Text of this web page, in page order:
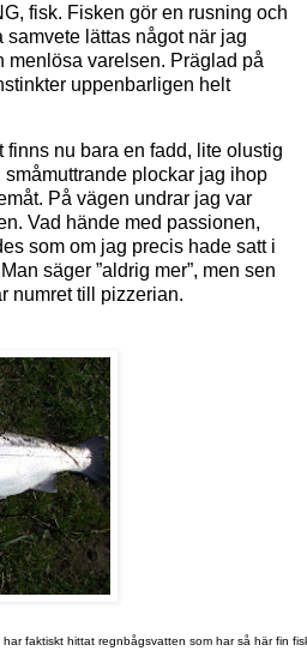
fisk. Fisken gör en rusning och
samvete lättas något när jag
menlösa varelsen. Präglad på
uppenbarligen helt
finns nu bara en fadd, lite olustig
plockar jag ihop
På vägen undrar jag var
Vad hände med passionen,
som om jag precis hade satt i
säger ”aldrig mer”, men sen
numret till pizzerian.
faktiskt hittat regnbågsvatten som har så här fin